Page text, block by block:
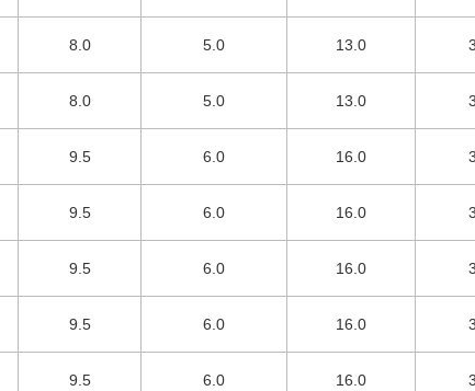
8.0 5.0 13.0
8.0 5.0 13.0
9.5 6.0 16.0
9.5 6.0 16.0
9.5 6.0 16.0
9.5 6.0 16.0
9.5 6.0 16.0